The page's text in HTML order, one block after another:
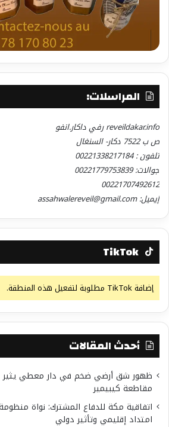
المراسلات:
reveildakar.info رفي داكار.انفو
ص ب 7522 دكار- السنغال
تلفون : 00221338217184
جوالات: 00221779753839
00221707492612
إيميل: assahwalereveil@gmail.com
TikTok
إضافة TikTok مطلوبة لتفعيل هذه المنطقة.
أحدث المقالات
ظهور شق أرضي ضخم في دار معطي
مقاطعة كيبيمير
اتفاقية مكة للدفاع المشترك: نواة
امتداد إقليمي وتأثير دولي